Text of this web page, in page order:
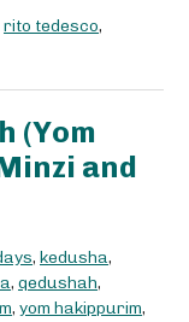
rito tedesco,
(Yom
and
, kedusha,
, qedushah,
, yom hakippurim,